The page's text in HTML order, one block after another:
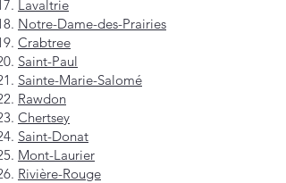
Lavaltrie
Notre-Dame-des-Prairies
Crabtree
Saint-Paul
Sainte-Marie-Salomé
Rawdon
Chertsey
Saint-Donat
Mont-Laurier
Rivière-Rouge